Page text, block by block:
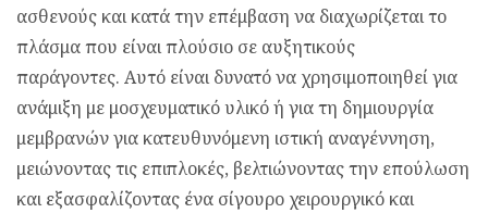
ασθενούς και κατά την επέμβαση να διαχωρίζεται το
πλάσμα που είναι πλούσιο σε αυξητικούς
παράγοντες. Αυτό είναι δυνατό να χρησιμοποιηθεί για
ανάμιξη με μοσχευματικό υλικό ή για τη δημιουργία
μεμβρανών για κατευθυνόμενη ιστική αναγέννηση,
μειώνοντας τις επιπλοκές, βελτιώνοντας την επούλωση
και εξασφαλίζοντας ένα σίγουρο χειρουργικό και